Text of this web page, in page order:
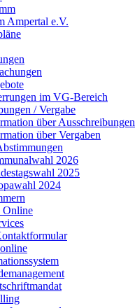
Ampertal e.V.
im VG-Bereich
/ Vergabe
über Ausschreibungen
über Vergaben
2026
2025
2024
Online